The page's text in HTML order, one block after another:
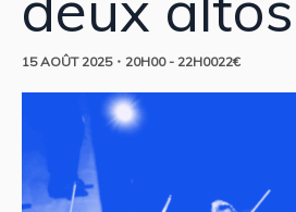
15 AOÛT 2025・20H00- 22H0022€